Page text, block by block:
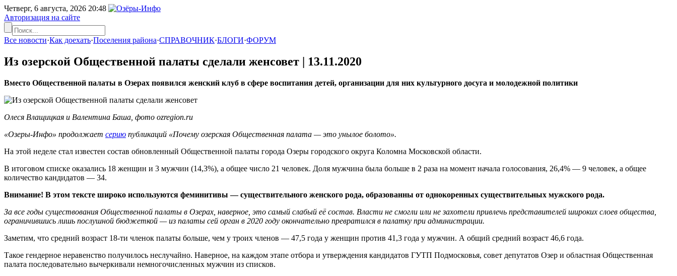
Четверг, 6 августа, 2026 20:48
Авторизация на сайте
Все новости·Как доехать·Поселения района·СПРАВОЧНИК·БЛОГИ·ФОРУМ
Из озерской Общественной палаты сделали женсовет | 13.11.2020
Вместо Общественной палаты в Озерах появился женский клуб в сфере воспитания детей, организации для них культурного досуга и молодежной политики
Олеся Влащицкая и Валентина Баша, фото ozregion.ru
«Озеры-Инфо» продолжает серию публикаций «Почему озерская Общественная палата — это унылое болото».
На этой неделе стал известен состав обновленный Общественной палаты города Озеры городского округа Коломна Московской области.
В итоговом списке оказались 18 женщин и 3 мужчин (14,3%), а общее число 21 человек. Доля мужчина была больше в 2 раза на момент начала голосования, 26,4% — 9 человек, а общее
количество кандидатов — 34.
Внимание! В этом тексте широко используются феминитивы — существительного женского рода, образованны от однокоренных существительных мужского рода.
За все годы существования Общественной палаты в Озерах, наверное, это самый слабый её состав. Власти не смогли или не захотели привлечь представителей широких слоев общества,
ограничившись лишь послушной бюджеткой — из палаты сей орган в 2020 году окончательно превратился в палатку при администрации.
Заметим, что средний возраст 18-ти членок палаты больше, чем у троих членов — 47,5 года у женщин против 41,3 года у мужчин. А общий средний возраст 46,6 года.
Такое гендерное неравенство получилось неслучайно. Наверное, на каждом этапе отбора и утверждения кандидатов ГУТП Подмосковья, совет депутатов Озер и областная Общественная
палата последовательно вычеркивали немногочисленных мужчин из списков.